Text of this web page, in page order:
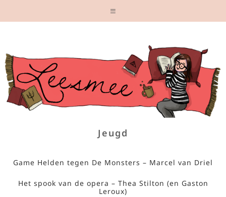
Jeugd
Game Helden tegen De Monsters – Marcel van Driel
Het spook van de opera – Thea Stilton (en Gaston
Leroux)